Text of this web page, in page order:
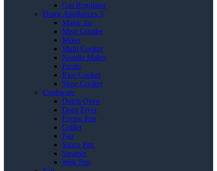
Gas Regulator
Home Appliances 3
Magic Jar
Meat Grinder
Mixer
Multi Cooker
Noodle Maker
Presto
Rice Cooker
Slow Cooker
Cookware
Dutch Oven
Deep Fryer
Frying Pan
Griller
Pan
Sauce Pan
Steamer
Wok Pan